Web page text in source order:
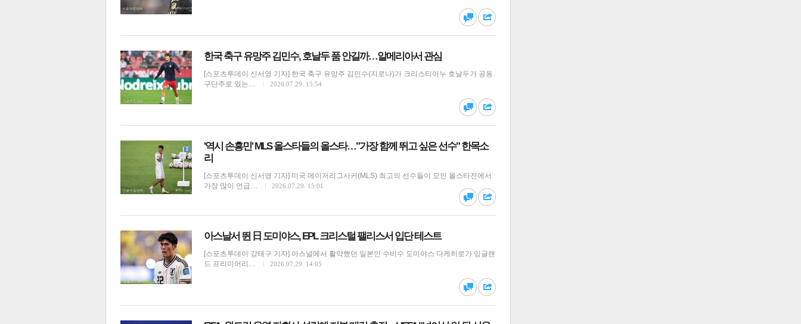
달기 하기
댓글 공유
댓글 공유
댓글 공유
댓글 공유
한국 축구 유망주 김민수, 호날두 품 안길까…알메리아서 관심
[스포츠투데이 신서영 기자] 한국 축구 유망주 김민수(지로나)가 크리스티아누 호날두가 공동
구단주로 있는…
2026.07.29. 15:54
'역시 손흥민' MLS 올스타들의 올스타…"가장 함께 뛰고 싶은 선수" 한목소
리
[스포츠투데이 신서영 기자] 미국 메이저리그사커(MLS) 최고의 선수들이 모인 올스타전에서
가장 많이 언급…
2026.07.29. 15:01
아스날서 뛴 日 도미야스, EPL 크리스털 팰리스서 입단 테스트
[스포츠투데이 강태구 기자] 아스널에서 활약했던 일본인 수비수 도미야스 다케히로가 잉글랜
드 프리미어리…
2026.07.29. 14:05